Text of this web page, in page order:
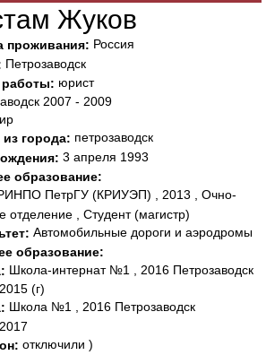
Жуков
проживания: Россия
Петрозаводск
юрист
2007 - 2009
города: петрозаводск
3 апреля 1993
образование:
ПетрГУ (КРИУЭП) , 2013 , Очно-
отделение , Студент (магистр)
Автомобильные дороги и аэродромы
образование:
Школа-интернат №1 , 2016 Петрозаводск
(г)
Школа №1 , 2016 Петрозаводск
отключили )